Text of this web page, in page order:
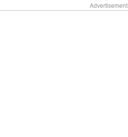
Advertisement